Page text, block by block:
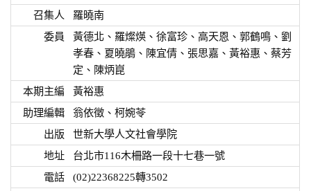
召集人
羅曉南
委員
黃德北、羅燦煐、徐富珍、高天恩、郭鶴鳴、劉
孝春、夏曉鵑、陳宜倩、張思嘉、黃裕惠、蔡芳
定、陳炳崑
本期主編
黃裕惠
助理編輯
翁依徵、柯婉苓
出版
世新大學人文社會學院
地址
台北市116木柵路一段十七巷一號
電話
(02)22368225轉3502